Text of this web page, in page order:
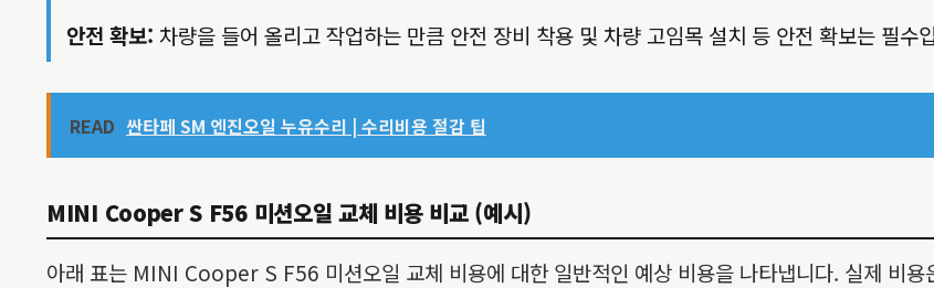
안전 확보: 차량을 들어 올리고 작업하는 만큼 안전 장비 착용 및 차량 고임목 설치 등 안전 확보는 필수
READ 싼타페 SM 엔진오일 누유수리 | 수리비용 절감 팁
MINI Cooper S F56 미션오일 교체 비용 비교 (예시)
아래 표는 MINI Cooper S F56 미션오일 교체 비용에 대한 일반적인 예상 비용을 나타냅니다. 실제 비